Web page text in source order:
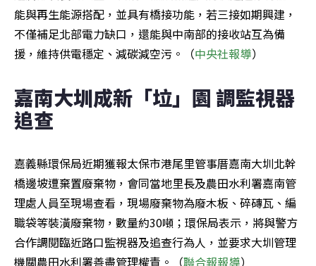
能與再生能源搭配，並具有橋接功能，若三接如期興建，
不僅補足北部電力缺口，還能與中南部的接收站互為備
援，維持供電穩定、減碳減空污。（中央社報導）
嘉南大圳成新「垃」園 調監視器
追查
嘉義縣環保局近期獲報太保市港尾里管事厝嘉南大圳北幹
橋邊坡遭棄置廢棄物，會同當地里長及農田水利署嘉南管
理處人員至現場查看，現場廢棄物為廢木板、碎磚瓦、編
職袋等裝潢廢棄物，數量約30噸；環保局表示，將與警方
合作調閱臨近路口監視器及追查行為人，並要求大圳管理
機關農田水利署善盡管理權責。（聯合報報導）